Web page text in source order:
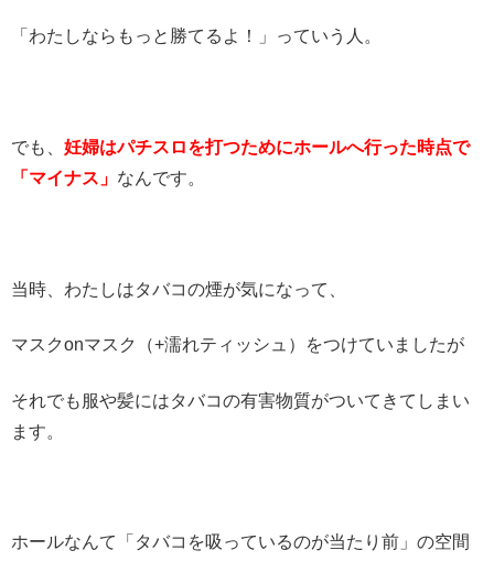
「わたしならもっと勝てるよ！」っていう人。
でも、 妊婦はパチスロを打つためにホールへ行った時点で
「マイナス」 なんです。
当時、わたしはタバコの煙が気になって、
マスクonマスク（+濡れティッシュ）をつけていましたが
それでも服や髪にはタバコの有害物質がついてきてしまい
ます。
ホールなんて「タバコを吸っているのが当たり前」の空間